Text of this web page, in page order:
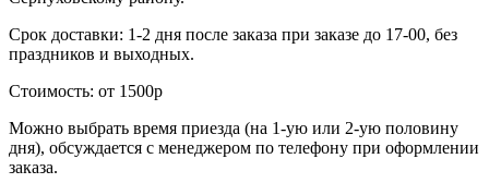
Срок доставки: 1-2 дня после заказа при заказе до 17-00, без
праздников и выходных.
Стоимость: от 1500р
Можно выбрать время приезда (на 1-ую или 2-ую половину
дня), обсуждается с менеджером по телефону при оформлении
заказа.